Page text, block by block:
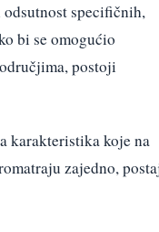
specifičnih,
bi se omogućio
postoji
karakteristika koje na
zajedno,